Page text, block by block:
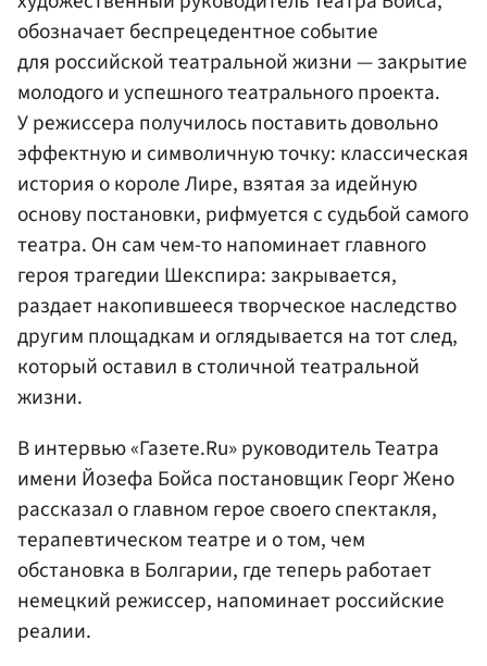
обозначает беспрецедентное событие
для российской театральной жизни — закрытие
молодого и успешного театрального проекта.
У режиссера получилось поставить довольно
эффектную и символичную точку: классическая
история о короле Лире, взятая за идейную
основу постановки, рифмуется с судьбой самого
театра. Он сам чем-то напоминает главного
героя трагедии Шекспира: закрывается,
раздает накопившееся творческое наследство
другим площадкам и оглядывается на тот след,
который оставил в столичной театральной
жизни.
В интервью «Газете.Ru» руководитель Театра
имени Йозефа Бойса постановщик Георг Жено
рассказал о главном герое своего спектакля,
терапевтическом театре и о том, чем
обстановка в Болгарии, где теперь работает
немецкий режиссер, напоминает российские
реалии.